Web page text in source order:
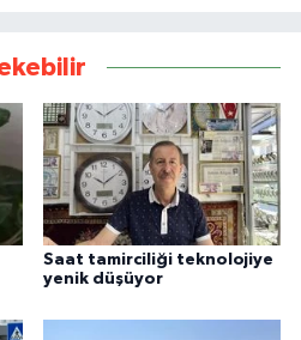
Saat tamirciliği teknolojiye
yenik düşüyor